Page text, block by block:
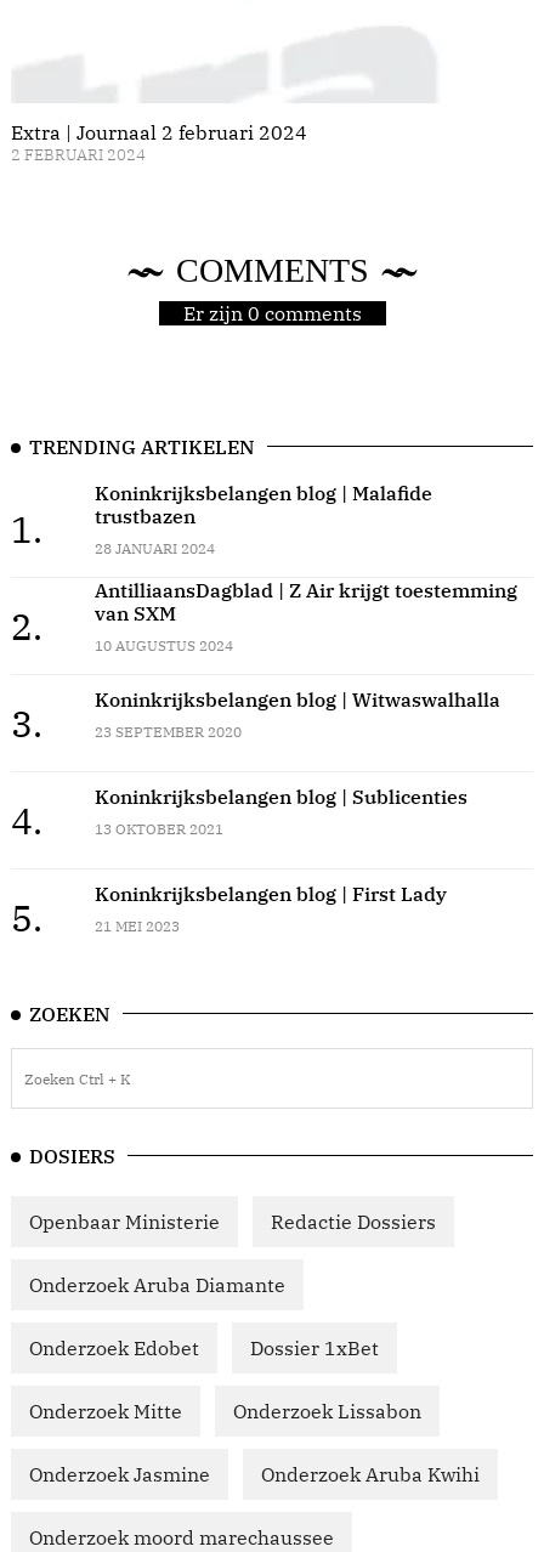
Extra | Journaal 2 februari 2024
2 FEBRUARI 2024
COMMENTS
Er zijn 0 comments
TRENDING ARTIKELEN
1.
Koninkrijksbelangen blog | Malafide
trustbazen
28 JANUARI 2024
2.
AntilliaansDagblad | Z Air krijgt toestemming
van SXM
10 AUGUSTUS 2024
3.
Koninkrijksbelangen blog | Witwaswalhalla
23 SEPTEMBER 2020
4.
Koninkrijksbelangen blog | Sublicenties
13 OKTOBER 2021
5.
Koninkrijksbelangen blog | First Lady
21 MEI 2023
ZOEKEN
DOSIERS
Openbaar Ministerie Redactie Dossiers
Onderzoek Aruba Diamante
Onderzoek Edobet Dossier 1xBet
Onderzoek Mitte Onderzoek Lissabon
Onderzoek Jasmine Onderzoek Aruba Kwihi
Onderzoek moord marechaussee